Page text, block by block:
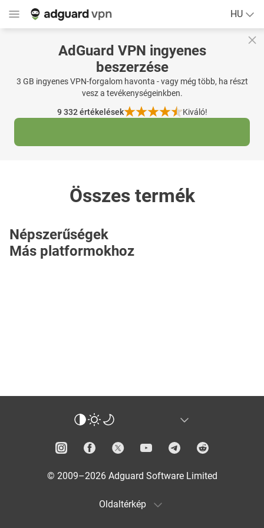
HU
AdGuard VPN ingyenes
beszerzése
3 GB ingyenes VPN-forgalom havonta - vagy még több, ha részt
vesz a tevékenységeinkben.
9 332értékelések Kiváló!
Összes termék
Népszerűségek
Más platformokhoz
© 2009–2026 Adguard Software Limited
Oldaltérkép